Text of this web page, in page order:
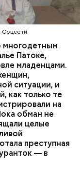
многодетным
Патоке,
младенцами.
ситуации, и
как только те
на
обман не
целые
преступная
— в
колонка под
в которой
многодетную
изъяты:
к нему, ножи,
шевроны
нацистская
и компьютеры.